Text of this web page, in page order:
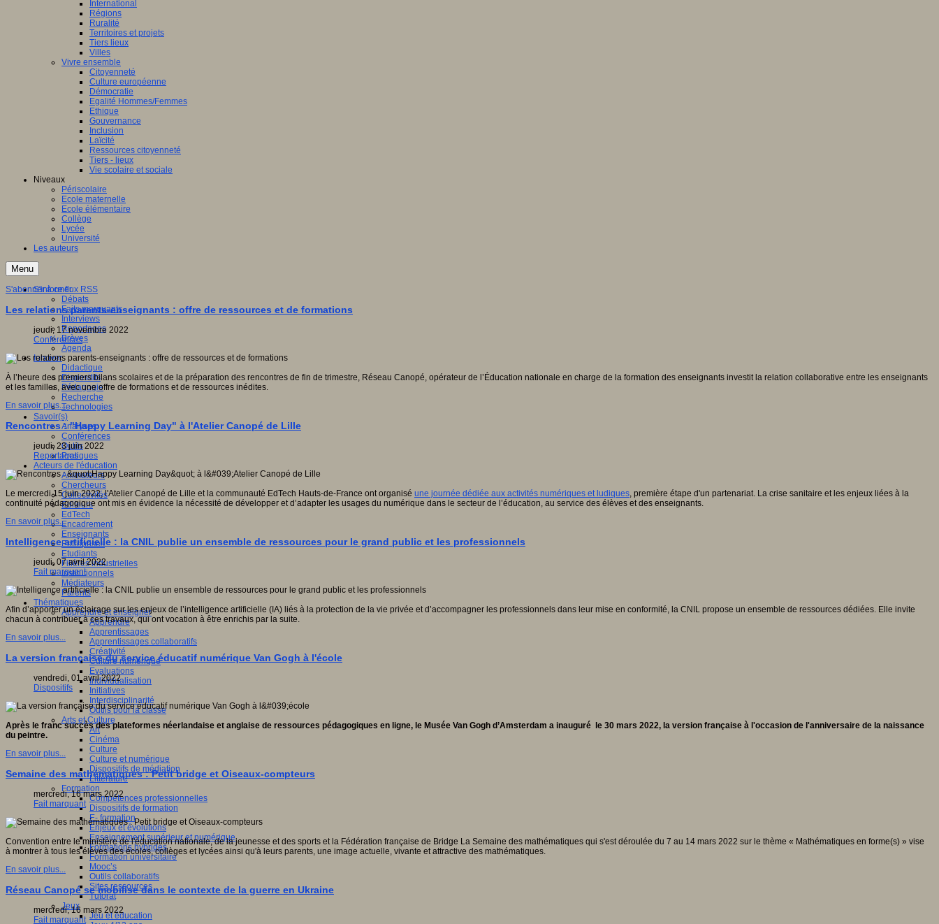
International
Régions
Ruralité
Territoires et projets
Tiers lieux
Villes
Vivre ensemble
Citoyenneté
Culture européenne
Démocratie
Egalité Hommes/Femmes
Ethique
Gouvernance
Inclusion
Laïcité
Ressources citoyenneté
Tiers - lieux
Vie scolaire et sociale
Niveaux
Périscolaire
Ecole maternelle
Ecole élémentaire
Collège
Lycée
Université
Les auteurs
Menu
S'informer
Débats
Faits marquants
Interviews
Reportages
Brèves
Agenda
Innover
Didactique
Dispositifs
Pédagogie
Recherche
Technologies
Savoir(s)
Analyses
Conférences
Outils
Pratiques
Acteurs de l'éducation
Animateurs
Chercheurs
Collectivités
Editeurs
EdTech
Encadrement
Enseignants
Entreprises
Etudiants
Filières industrielles
Institutionnels
Médiateurs
Parents
Thématiques
Apprendre et enseigner
Apprendre
Apprentissages
Apprentissages collaboratifs
Créativité
Culture numérique
Evaluations
Individualisation
Initiatives
Interdisciplinarité
Outils pour la classe
Arts et Culture
Art
Cinéma
Culture
Culture et numérique
Dispositifs de médiation
Littérature
Formation
Compétences professionnelles
Dispositifs de formation
E- formation
Enjeux et évolutions
Enseignement supérieur et numérique
Formations hybrides
Formation universitaire
Mooc’s
Outils collaboratifs
Sites ressources
Tutorat
Jeux
Jeu et éducation
S'abonner à ce flux RSS
Les relations parents-enseignants : offre de ressources et de formations
jeudi, 17 novembre 2022
Conférences
À l’heure des premiers bilans scolaires et de la préparation des rencontres de fin de trimestre, Réseau Canopé, opérateur de l’Éducation nationale en charge de la formation des enseignants investit la relation collaborative entre les enseignants
et les familles, avec une offre de formations et de ressources inédites.
En savoir plus...
Rencontres : "Happy Learning Day" à l'Atelier Canopé de Lille
jeudi, 23 juin 2022
Reportages
Le mercredi 15 juin 2022, l'Atelier Canopé de Lille et la communauté EdTech Hauts-de-France ont organisé une journée dédiée aux activités numériques et ludiques, première étape d'un partenariat. La crise sanitaire et les enjeux liées à la
continuité pédagogique ont mis en évidence la nécessité de développer et d’adapter les usages du numérique dans le secteur de l’éducation, au service des élèves et des enseignants.
En savoir plus...
Intelligence artificielle : la CNIL publie un ensemble de ressources pour le grand public et les professionnels
jeudi, 07 avril 2022
Fait marquant
Afin d’apporter un éclairage sur les enjeux de l’intelligence artificielle (IA) liés à la protection de la vie privée et d’accompagner les professionnels dans leur mise en conformité, la CNIL propose un ensemble de ressources dédiées. Elle invite
chacun à contribuer à ces travaux, qui ont vocation à être enrichis par la suite.
En savoir plus...
La version française du service éducatif numérique Van Gogh à l'école
vendredi, 01 avril 2022
Dispositifs
Après le franc succès des plateformes néerlandaise et anglaise de ressources pédagogiques en ligne, le Musée Van Gogh d’Amsterdam a inauguré le 30 mars 2022, la version française à l'occasion de l'anniversaire de la naissance
du peintre.
En savoir plus...
Semaine des mathématiques : Petit bridge et Oiseaux-compteurs
mercredi, 16 mars 2022
Fait marquant
Convention entre le ministère de l'éducation nationale, de la jeunesse et des sports et la Fédération française de Bridge La Semaine des mathématiques qui s'est déroulée du 7 au 14 mars 2022 sur le thème « Mathématiques en forme(s) » vise
à montrer à tous les élèves des écoles, collèges et lycées ainsi qu'à leurs parents, une image actuelle, vivante et attractive des mathématiques.
En savoir plus...
Réseau Canopé se mobilise dans le contexte de la guerre en Ukraine
mercredi, 16 mars 2022
Fait marquant